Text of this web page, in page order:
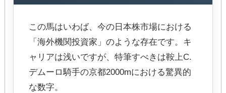
この馬はいわば、今の日本株市場における
「海外機関投資家」のような存在です。キ
ャリアは浅いですが、特筆すべきは鞍上C.
デムーロ騎手の京都2000mにおける驚異的
な数字。